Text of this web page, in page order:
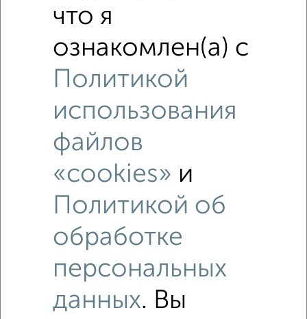
Рядом, с меньшей ценой
2-к квартиры
что я
ознакомлен(а) с
Политикой
использования
файлов
«cookies» и
Политикой об
обработке
персональных
данных. Вы